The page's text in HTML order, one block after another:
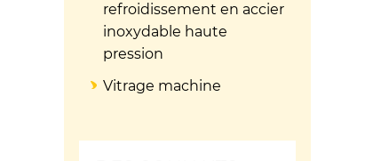
refroidissement en accier
inoxydable haute
pression
Vitrage machine